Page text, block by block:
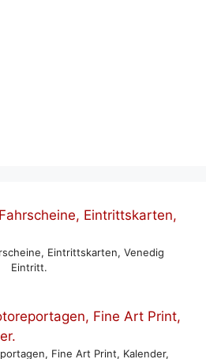
Eintrittskarten, Venedig
Eintritt.
Fine Art Print, Kalender,